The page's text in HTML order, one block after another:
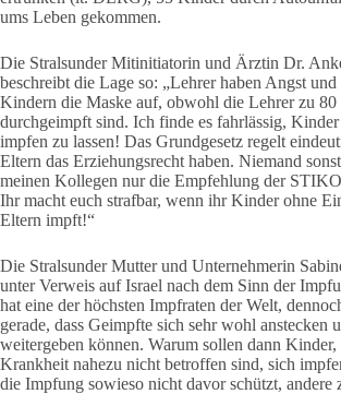
ums Leben gekommen.
Die Stralsunder Mitinitiatorin und Ärztin Dr.
beschreibt die Lage so: „Lehrer haben Angst
Kindern die Maske auf, obwohl die Lehrer zu 80
durchgeimpft sind. Ich finde es fahrlässig,
impfen zu lassen! Das Grundgesetz regelt
Eltern das Erziehungsrecht haben. Niemand
meinen Kollegen nur die Empfehlung der
Ihr macht euch strafbar, wenn ihr Kinder ohne
Eltern impft!“
Die Stralsunder Mutter und Unternehmerin
unter Verweis auf Israel nach dem Sinn der
hat eine der höchsten Impfraten der Welt,
gerade, dass Geimpfte sich sehr wohl anstecken
weitergeben können. Warum sollen dann
Krankheit nahezu nicht betroffen sind, sich
die Impfung sowieso nicht davor schützt, andere